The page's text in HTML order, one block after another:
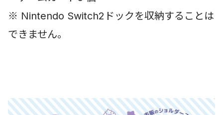
※ Nintendo Switch2ドックを収納することは
できません。